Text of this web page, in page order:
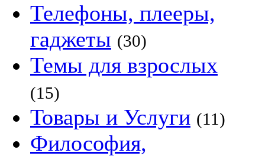
Телефоны, плееры,
гаджеты (30)
Темы для взрослых
(15)
Товары и Услуги (11)
Философия,